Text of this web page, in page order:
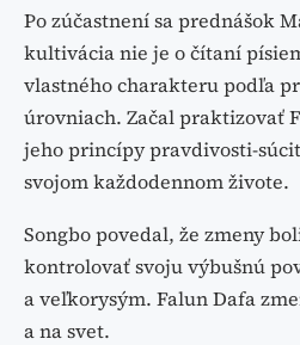
Po zúčastnení sa prednášok
kultivácia nie je o čítaní
vlastného charakteru podľa
úrovniach. Začal praktizovať
jeho princípy pravdivosti-
svojom každodennom živote.
Songbo povedal, že zmeny
kontrolovať svoju výbušnú
a veľkorysým. Falun Dafa
a na svet.